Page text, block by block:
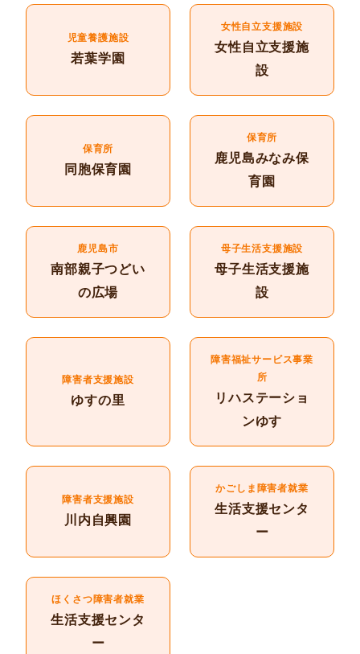
児童養護施設
若葉学園
女性自立支援施設
女性自立支援施
設
保育所
同胞保育園
保育所
鹿児島みなみ保
育園
鹿児島市
南部親子つどい
の広場
母子生活支援施設
母子生活支援施
設
障害者支援施設
ゆすの里
障害福祉サービス事業
所
リハステーショ
ンゆす
障害者支援施設
川内自興園
かごしま障害者就業
生活支援センタ
ー
ほくさつ障害者就業
生活支援センタ
ー